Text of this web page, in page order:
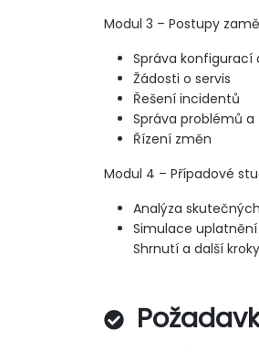
Modul 3 – Postupy
Správa konfigurací
Žádosti o servis
Řešení incidentů
Správa problémů a
Řízení změn
Modul 4 – Případové
Analýza
Simulace
Shrnutí a další kroky